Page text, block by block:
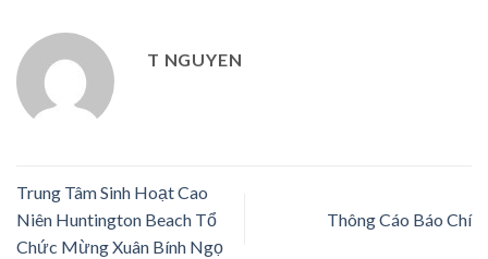
T NGUYEN
Trung Tâm Sinh Hoạt Cao
Niên Huntington Beach Tổ
Chức Mừng Xuân Bính Ngọ
Thông Cáo Báo Chí